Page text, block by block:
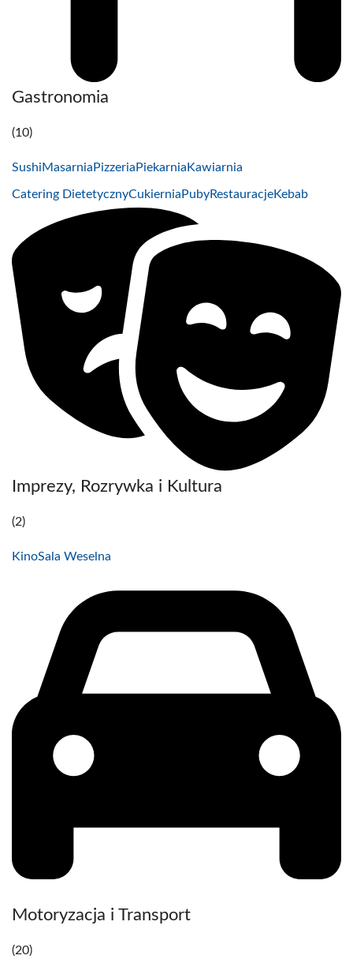
Gastronomia
(10)
SushiMasarnia Pizzeria Piekarnia Kawiarnia
Catering DietetycznyCukiernia PubyRestauracjeKebab
Imprezy, Rozrywka i Kultura
(2)
KinoSala Weselna
Motoryzacja i Transport
(20)